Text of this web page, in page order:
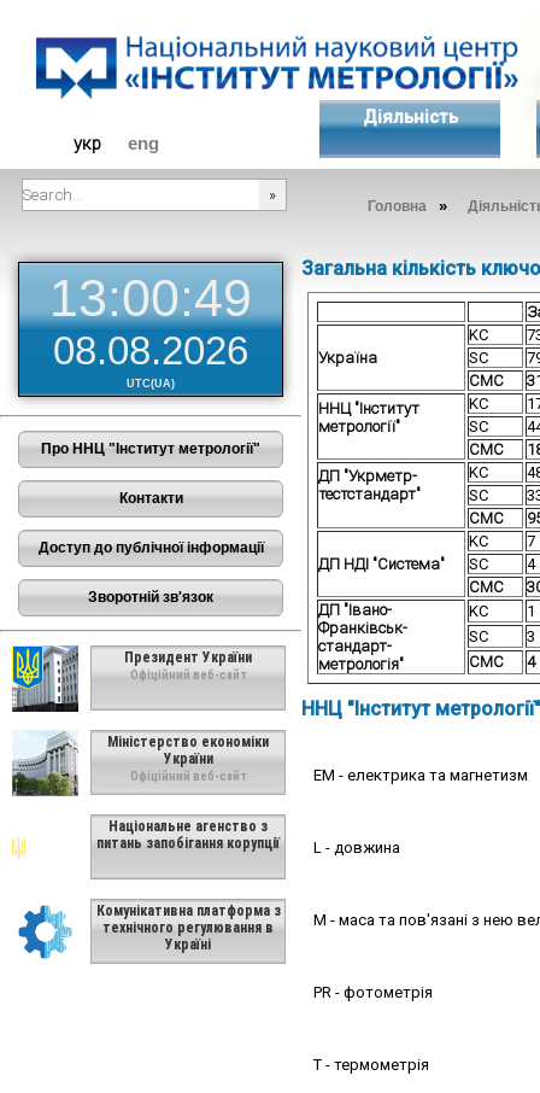
укр eng
Діяльність
Головна »
13:00:50
08.08.2026
UTC(UA)
Про ННЦ "Інститут метрології"
Контакти
Доступ до публічної інформації
Зворотній зв'язок
Президент України
Офіційний веб-сайт
Міністерство економіки
України
Офіційний веб-сайт
Національне агенство з
питань запобігання корупції
Комунікативна платформа з
технічного регулювання в
Україні
Загальна кількість
Україна
KC
SC
СМС
ННЦ "Інститут
метрології"
KC
SC
СМС
ДП "Укрметр-
тестстандарт"
KC
SC
СМС
ДП НДІ "Система"
KC
7
SC
4
СМС
ДП "Івано-
Франківськ-
стандарт-
метрологія"
KC
1
SC
3
СМС
4
ННЦ "Інститут метрології"
EM - електрика та магнетизм
L - довжина
M - маса та пов'язані з нею
PR - фотометрія
T - термометрія